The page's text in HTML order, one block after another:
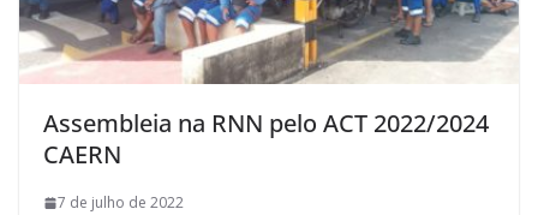
Assembleia na RNN pelo ACT 2022/2024
CAERN
7 de julho de 2022